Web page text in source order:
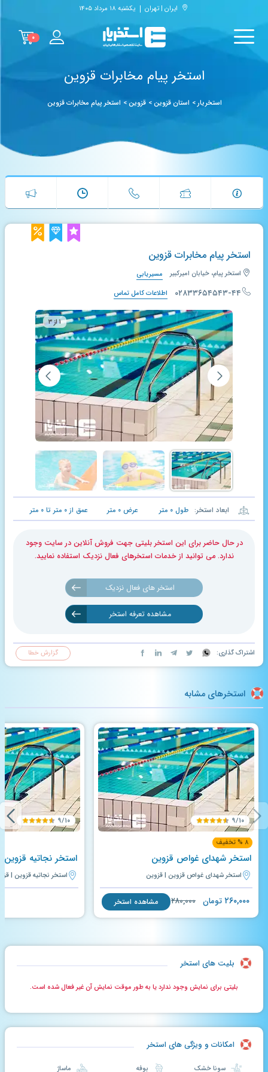
ایران | تهران یکشنبه ۱۸ مرداد ۱۴۰۵
۰
استخر پیام مخابرات قزوین
استخریار> استان قزوین> قزوین> استخر پیام مخابرات قزوین
استخر پیام مخابرات قزوین
استخر پیام، خیابان امیرکبیر مسیریابی
۰۲۸۳۳۶۵۴۵۴۳-۴۴ اطلاعات کامل تماس
۱ از ۳
ابعاد استخر: طول ۰ متر عرض۰ متر عمق از۰ متر تا۰ متر
در حال حاضر برای این استخر بلیتی جهت فروش آنلاین در سایت وجود
ندارد. می توانید از خدمات استخرهای فعال نزدیک استفاده نمایید.
استخر های فعال نزدیک
مشاهده تعرفه استخر
اشتراک گذاری: گزارش خطا
استخرهای مشابه
۹/۱۰
۸ % تخفیف
استخر شهدای غواص قزوین
استخر شهدای غواص قزوین | قزوین
۲۶۰,۰۰۰تومان ۲۸۰,۰۰۰ مشاهده استخر
۹/۱۰
استخر نجاتیه قزوین
استخر نجاتیه قزوین |
بلیت های استخر
بلیتی برای نمایش وجود ندارد یا به طور موقت نمایش آن غیر فعال شده است.
امکانات و ویژگی های استخر
سونا خشک